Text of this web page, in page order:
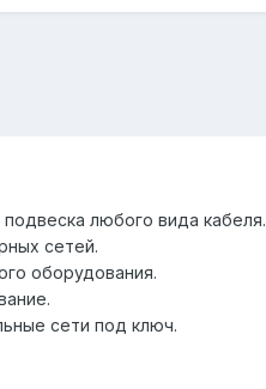
любого вида кабеля.
сетей.
оборудования.
сети под ключ.